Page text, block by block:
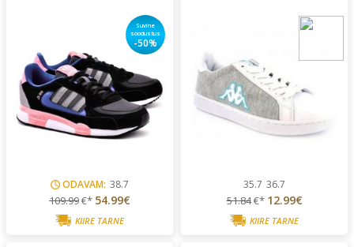
Suvine
soodustus
-50%
ODAVAM: 38.7
109.99€* 54.99€
KIIRE TARNE
35.7 36.7
51.84€* 12.99€
KIIRE TARNE